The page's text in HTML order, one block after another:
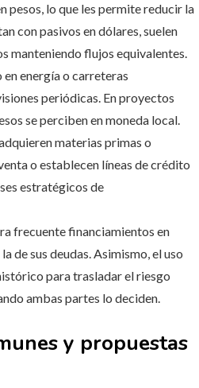
pesos, lo que les permite reducir la
con pasivos en dólares, suelen
manteniendo flujos equivalentes.
energía o carreteras
periódicas. En proyectos
se perciben en moneda local.
materias primas o
o establecen líneas de crédito
estratégicos de
frecuente financiamientos en
de sus deudas. Asimismo, el uso
para trasladar el riesgo
ambas partes lo deciden.
y propuestas